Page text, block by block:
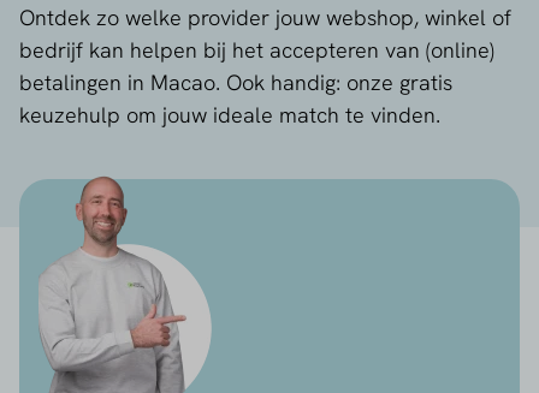
Ontdek zo welke provider jouw webshop, winkel of
bedrijf kan helpen bij het accepteren van (online)
betalingen in Macao. Ook handig: onze gratis
keuzehulp om jouw ideale match te vinden.